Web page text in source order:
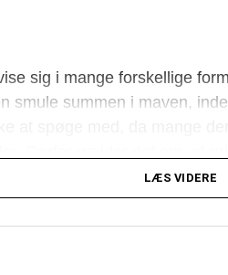
sig i mange forskellige
smule summen i maven,
ved tandlægen fra start af.
det
opleves individuelt af børn,
LÆS VIDERE